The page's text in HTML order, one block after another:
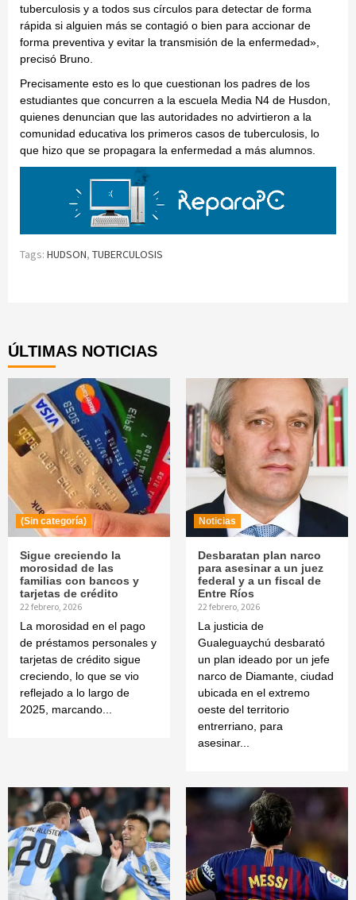
tuberculosis y a todos sus círculos para detectar de forma
rápida si alguien más se contagió o bien para accionar de
forma preventiva y evitar la transmisión de la enfermedad»,
precisó Bruno.
Precisamente esto es lo que cuestionan los padres de los
estudiantes que concurren a la escuela Media N4 de Husdon,
quienes denuncian que las autoridades no advirtieron a la
comunidad educativa los primeros casos de tuberculosis, lo
que hizo que se propagara la enfermedad a más alumnos.
Tags: HUDSON, TUBERCULOSIS
ÚLTIMAS NOTICIAS
(Sin categoría)
Sigue creciendo la
morosidad de las
familias con bancos y
tarjetas de crédito
22 febrero, 2026
La morosidad en el pago
de préstamos personales y
tarjetas de crédito sigue
creciendo, lo que se vio
reflejado a lo largo de
2025, marcando...
Noticias
Desbaratan plan narco
para asesinar a un juez
federal y a un fiscal de
Entre Ríos
22 febrero, 2026
La justicia de
Gualeguaychú desbarató
un plan ideado por un jefe
narco de Diamante, ciudad
ubicada en el extremo
oeste del territorio
entrerriano, para
asesinar...